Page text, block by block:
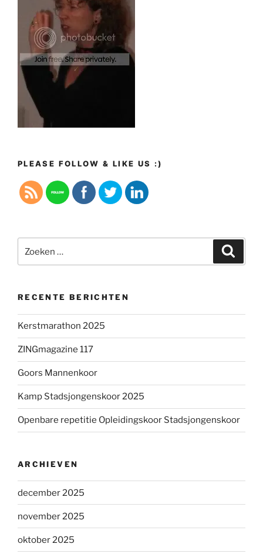
PLEASE FOLLOW & LIKE US :)
naar:
RECENTE BERICHTEN
Kerstmarathon 2025
ZINGmagazine 117
Goors Mannenkoor
Kamp Stadsjongenskoor 2025
Openbare repetitie Opleidingskoor Stadsjongenskoor
ARCHIEVEN
december 2025
november 2025
oktober 2025